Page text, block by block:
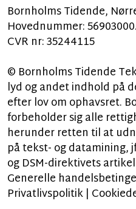
Bornholms Tidende,
Hovednummer:
CVR nr: 35244115
© Bornholms Tidende
lyd og andet indhold på
efter lov om ophavsret.
forbeholder sig alle
herunder retten til at
på tekst- og datamining,
og DSM-direktivets
Generelle
Privatlivspolitik|